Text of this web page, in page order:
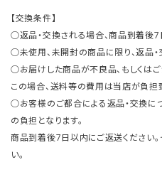
【交換条件】
○返品・交換される場合、商品到着後7
○未使用、未開封の商品に限り、返品・
○お届けした商品が不良品、もしくは
この場合、送料等の費用は当店が負担
○お客様のご都合による返品・交換に
の負担となります。
商品到着後7日以内にご返送ください
い。